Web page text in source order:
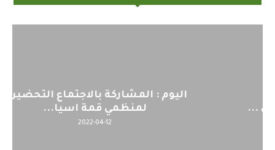
اليوم : المشاركة بالاجتماع التحضيري
لمنظمي قمة اسيا...